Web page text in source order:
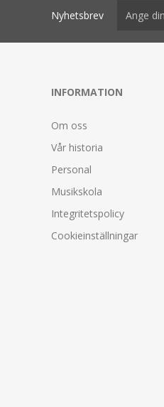
Nyhetsbrev
INFORMATION
Om oss
Vår historia
Personal
Musikskola
Integritetspolicy
Cookieinställningar